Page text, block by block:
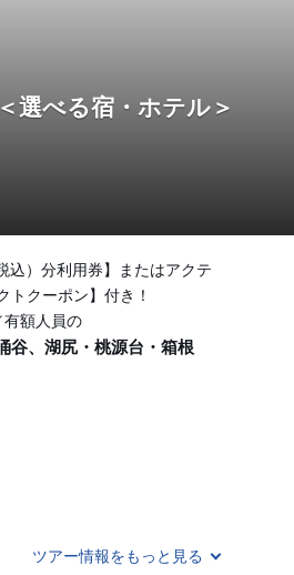
べる宿・ホテル＞
込）分利用券】またはアクテ
トクーポン】付き！
有額人員の
谷、湖尻・桃源台・箱根
ツアー情報をもっと見る